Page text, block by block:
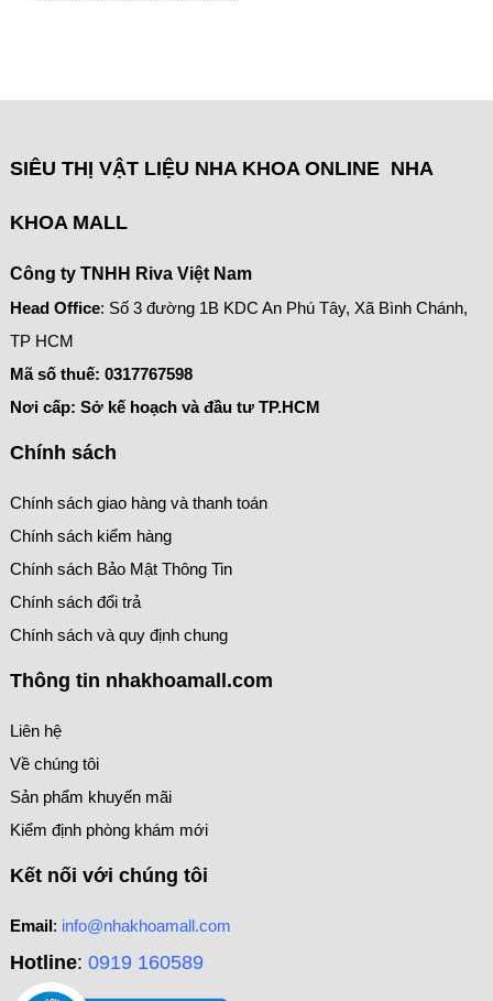
SIÊU THỊ VẬT LIỆU NHA KHOA ONLINE NHA
KHOA MALL
Công ty TNHH Riva Việt Nam
Head Office: Số 3 đường 1B KDC An Phú Tây, Xã Bình Chánh,
TP HCM
Mã số thuế: 0317767598
Nơi cấp: Sở kế hoạch và đầu tư TP.HCM
Chính sách
Chính sách giao hàng và thanh toán
Chính sách kiểm hàng
Chính sách Bảo Mật Thông Tin
Chính sách đổi trả
Chính sách và quy định chung
Thông tin nhakhoamall.com
Liên hệ
Về chúng tôi
Sản phẩm khuyến mãi
Kiểm định phòng khám mới
Kết nối với chúng tôi
Email: info@nhakhoamall.com
Hotline: 0919 160589